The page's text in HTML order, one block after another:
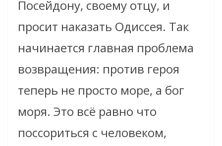
Посейдону, своему отцу, и
просит наказать Одиссея. Так
начинается главная проблема
возвращения: против героя
теперь не просто море, а бог
моря. Это всё равно что
поссориться с человеком,